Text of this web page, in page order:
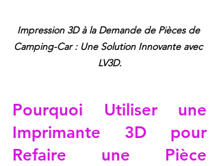
Impression 3D à la Demande de Pièces de
Camping-Car : Une Solution Innovante avec
LV3D.
Pourquoi Utiliser une
Imprimante 3D pour
Refaire une Pièce